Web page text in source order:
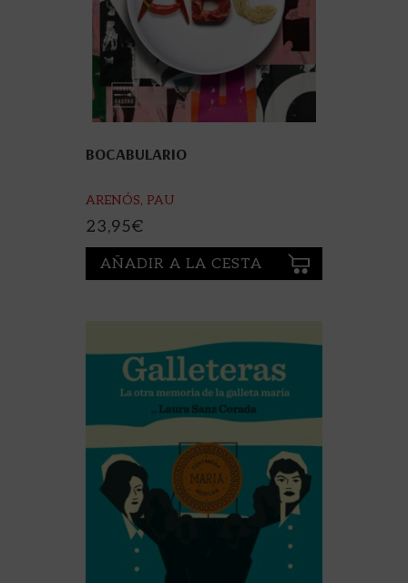
BOCABULARIO
ARENÓS, PAU
23,95€
AÑADIR A LA CESTA